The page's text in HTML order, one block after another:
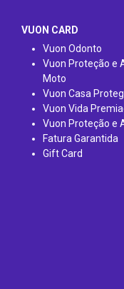
VUON CARD
Vuon Odonto
Vuon Proteção e
Moto
Vuon Casa
Vuon Vida
Vuon Proteção e
Fatura Garantida
Gift Card